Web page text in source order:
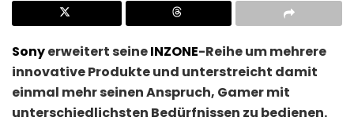
Sonyerweitert seineINZONE-Reihe um mehrere
innovative Produkte und unterstreicht damit
einmal mehr seinen Anspruch, Gamer mit
unterschiedlichsten Bedürfnissen zu bedienen.